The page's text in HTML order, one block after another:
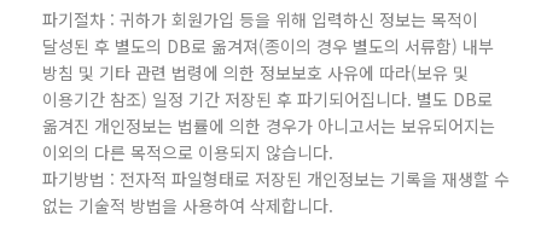
파기절차 : 귀하가 회원가입 등을 위해 입력하신 정보는 목적이
달성된 후 별도의 DB로 옮겨져(종이의 경우 별도의 서류함) 내부
방침 및 기타 관련 법령에 의한 정보보호 사유에 따라(보유 및
이용기간 참조) 일정 기간 저장된 후 파기되어집니다. 별도 DB로
옮겨진 개인정보는 법률에 의한 경우가 아니고서는 보유되어지는
이외의 다른 목적으로 이용되지 않습니다.
파기방법 : 전자적 파일형태로 저장된 개인정보는 기록을 재생할 수
없는 기술적 방법을 사용하여 삭제합니다.